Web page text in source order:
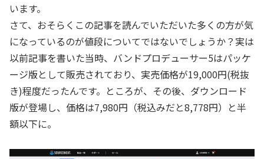
います。
さて、おそらくこの記事を読んでいただいた多くの方が気
になっているのが値段についてではないでしょうか？実は
以前記事を書いた当時、バンドプロデューサー5はパッケ
ージ版として販売されており、実売価格が19,000円(税抜
き)程度だったんです。ところが、その後、ダウンロード
版が登場し、価格は7,980円（税込みだと8,778円）と半
額以下に。